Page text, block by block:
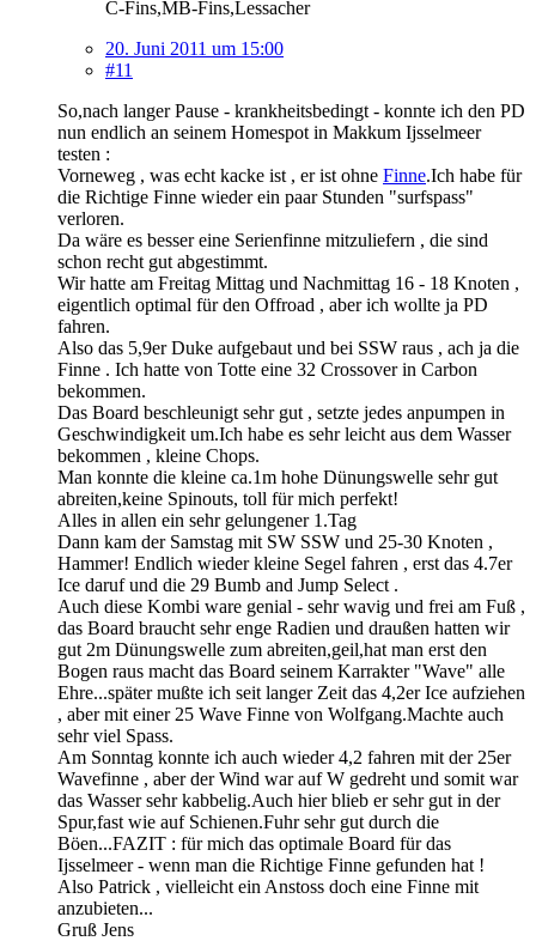
C-Fins,MB-Fins,Lessacher
20. Juni 2011 um 15:00
#11
So,nach langer Pause - krankheitsbedingt - konnte ich den PD
nun endlich an seinem Homespot in Makkum Ijsselmeer
testen :
Vorneweg , was echt kacke ist , er ist ohne Finne.Ich habe für
die Richtige Finne wieder ein paar Stunden "surfspass"
verloren.
Da wäre es besser eine Serienfinne mitzuliefern , die sind
schon recht gut abgestimmt.
Wir hatte am Freitag Mittag und Nachmittag 16 - 18 Knoten ,
eigentlich optimal für den Offroad , aber ich wollte ja PD
fahren.
Also das 5,9er Duke aufgebaut und bei SSW raus , ach ja die
Finne . Ich hatte von Totte eine 32 Crossover in Carbon
bekommen.
Das Board beschleunigt sehr gut , setzte jedes anpumpen in
Geschwindigkeit um.Ich habe es sehr leicht aus dem Wasser
bekommen , kleine Chops.
Man konnte die kleine ca.1m hohe Dünungswelle sehr gut
abreiten,keine Spinouts, toll für mich perfekt!
Alles in allen ein sehr gelungener 1.Tag
Dann kam der Samstag mit SW SSW und 25-30 Knoten ,
Hammer! Endlich wieder kleine Segel fahren , erst das 4.7er
Ice daruf und die 29 Bumb and Jump Select .
Auch diese Kombi ware genial - sehr wavig und frei am Fuß ,
das Board braucht sehr enge Radien und draußen hatten wir
gut 2m Dünungswelle zum abreiten,geil,hat man erst den
Bogen raus macht das Board seinem Karrakter "Wave" alle
Ehre...später mußte ich seit langer Zeit das 4,2er Ice aufziehen
, aber mit einer 25 Wave Finne von Wolfgang.Machte auch
sehr viel Spass.
Am Sonntag konnte ich auch wieder 4,2 fahren mit der 25er
Wavefinne , aber der Wind war auf W gedreht und somit war
das Wasser sehr kabbelig.Auch hier blieb er sehr gut in der
Spur,fast wie auf Schienen.Fuhr sehr gut durch die
Böen...FAZIT : für mich das optimale Board für das
Ijsselmeer - wenn man die Richtige Finne gefunden hat !
Also Patrick , vielleicht ein Anstoss doch eine Finne mit
anzubieten...
Gruß Jens